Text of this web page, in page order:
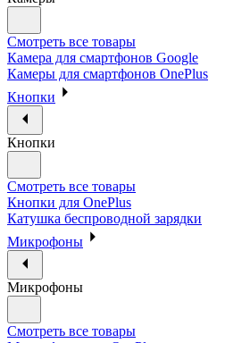
Смотреть все товары
Камера для смартфонов Google
Камеры для смартфонов OnePlus
Кнопки
Кнопки
Смотреть все товары
Кнопки для OnePlus
Катушка беспроводной зарядки
Микрофоны
Микрофоны
Смотреть все товары